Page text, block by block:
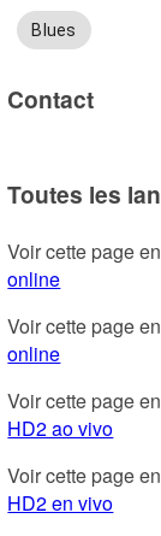
Blues
Contact
Toutes les
Voir cette page
online
Voir cette page
online
Voir cette page
HD2 ao vivo
Voir cette page
HD2 en vivo